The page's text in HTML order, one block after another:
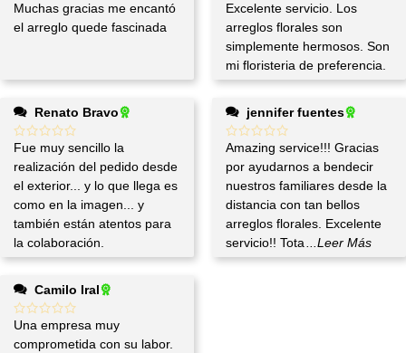
Muchas gracias me encantó
el arreglo quede fascinada
Excelente servicio. Los
arreglos florales son
simplemente hermosos. Son
mi floristeria de preferencia.
Renato Bravo
Fue muy sencillo la
realización del pedido desde
el exterior... y lo que llega es
como en la imagen... y
también están atentos para
la colaboración.
jennifer fuentes
Amazing service!!! Gracias
por ayudarnos a bendecir
nuestros familiares desde la
distancia con tan bellos
arreglos florales. Excelente
servicio!! Tota
...Leer Más
Camilo Iral
Una empresa muy
comprometida con su labor.